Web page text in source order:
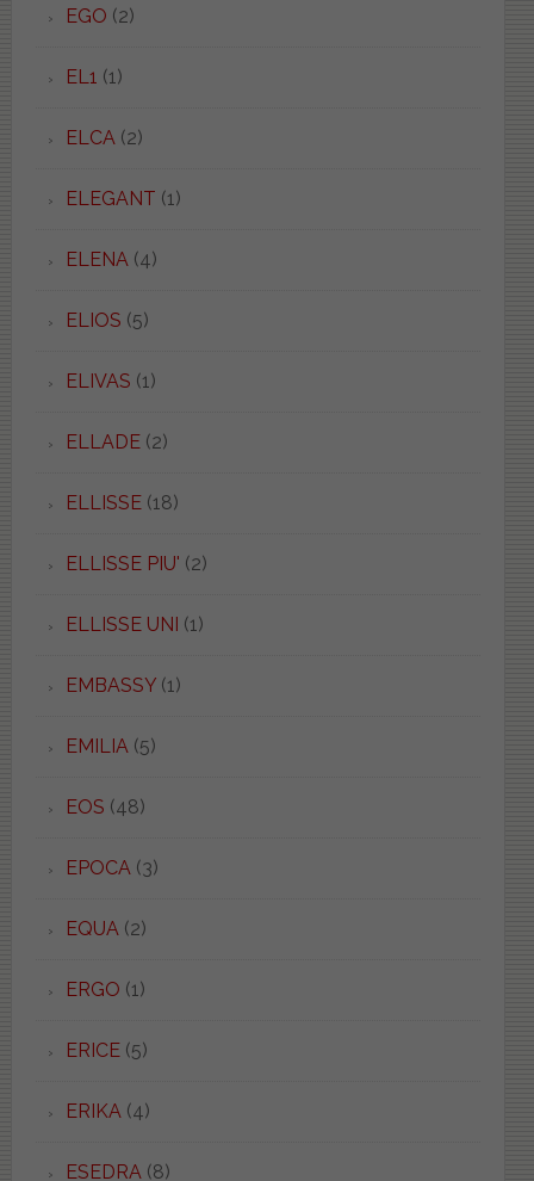
EGO (2)
EL1 (1)
ELCA (2)
ELEGANT (1)
ELENA (4)
ELIOS (5)
ELIVAS (1)
ELLADE(2)
ELLISSE(18)
ELLISSE PIU' (2)
ELLISSE UNI (1)
EMBASSY(1)
EMILIA (5)
EOS (48)
EPOCA (3)
EQUA (2)
ERGO (1)
ERICE(5)
ERIKA (4)
ESEDRA (8)